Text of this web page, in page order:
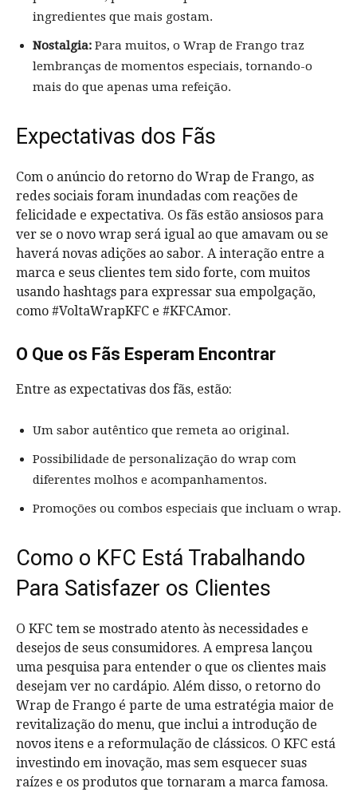
ingredientes que mais gostam.
Nostalgia: Para muitos, o Wrap de Frango traz
lembranças de momentos especiais, tornando-o
mais do que apenas uma refeição.
Expectativas dos Fãs
Com o anúncio do retorno do Wrap de Frango, as
redes sociais foram inundadas com reações de
felicidade e expectativa. Os fãs estão ansiosos para
ver se o novo wrap será igual ao que amavam ou se
haverá novas adições ao sabor. A interação entre a
marca e seus clientes tem sido forte, com muitos
usando hashtags para expressar sua empolgação,
como #VoltaWrapKFC e #KFCAmor.
O Que os Fãs Esperam Encontrar
Entre as expectativas dos fãs, estão:
Um sabor autêntico que remeta ao original.
Possibilidade de personalização do wrap com
diferentes molhos e acompanhamentos.
Promoções ou combos especiais que incluam o wrap.
Como o KFC Está Trabalhando
Para Satisfazer os Clientes
O KFC tem se mostrado atento às necessidades e
desejos de seus consumidores. A empresa lançou
uma pesquisa para entender o que os clientes mais
desejam ver no cardápio. Além disso, o retorno do
Wrap de Frango é parte de uma estratégia maior de
revitalização do menu, que inclui a introdução de
novos itens e a reformulação de clássicos. O KFC está
investindo em inovação, mas sem esquecer suas
raízes e os produtos que tornaram a marca famosa.